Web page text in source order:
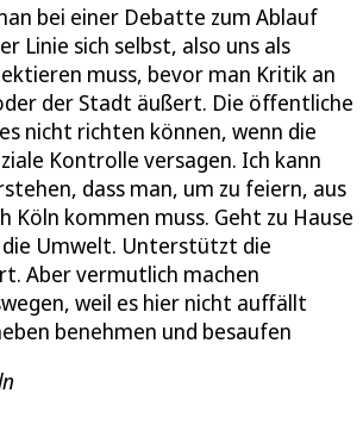
bei einer Debatte zum Ablauf
Linie sich selbst, also uns als
muss, bevor man Kritik an
der Stadt äußert. Die öffentliche
nicht richten können, wenn die
Kontrolle versagen. Ich kann
dass man, um zu feiern, aus
Köln kommen muss. Geht zu Hause
die Umwelt. Unterstützt die
Aber vermutlich machen
weil es hier nicht auffällt
benehmen und besaufen